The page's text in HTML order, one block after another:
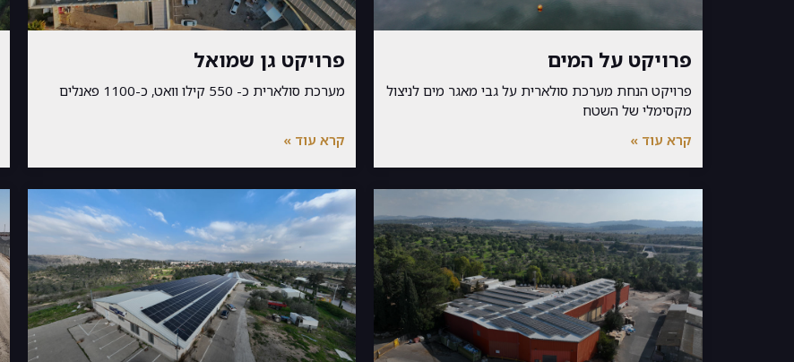
פרויקט על המים
פרויקט הנחת מערכת סולארית על גבי מאגר מים לניצול
מקסימלי של השטח
קרא עוד »
פרויקט גן שמואל
מערכת סולארית כ- 550 קילו וואט, כ-1100 פאנלים
קרא עוד »